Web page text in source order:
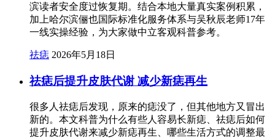
滨读者安全度过恢复期。结合本地大量真实案例积累，
加上哈尔滨俪也国际标准化服务体系与吴秋辰老师17年
一线实操经验，为大家做中立客观科普参考。
祛痣 2026年5月18日
祛痣后提升皮肤代谢 减少新痣再生
很多人祛痣后发现，原来的痣没了，但其他地方又冒出
新的。本文科普为什么有些人容易长新痣、祛痣后如何
提升皮肤代谢来减少新痣再生、哪些生活方式的调整最